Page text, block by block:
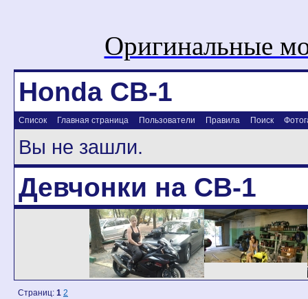
Оригинальные
Honda CB-1
Список Главная страница Пользователи Правила Поиск
Вы не зашли.
Девчонки на CB-1
Страниц: 1 2